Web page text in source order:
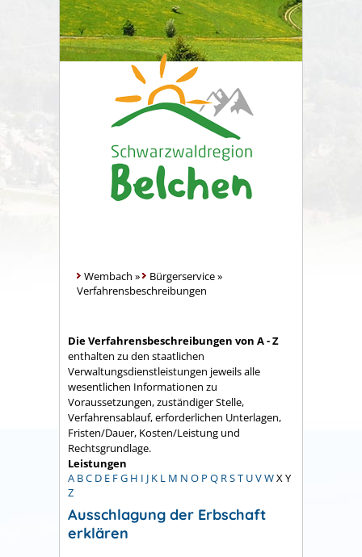
Wembach » Bürgerservice»
Verfahrensbeschreibungen
Die Verfahrensbeschreibungen von A - Z
enthalten zu den staatlichen
Verwaltungsdienstleistungen jeweils alle
wesentlichen Informationen zu
Voraussetzungen, zuständiger Stelle,
Verfahrensablauf, erforderlichen Unterlagen,
Fristen/Dauer, Kosten/Leistung und
Rechtsgrundlage.
Leistungen
A BC D E FG H I J K L M N O P Q RST UVWX Y
Z
Ausschlagung der Erbschaft
erklären